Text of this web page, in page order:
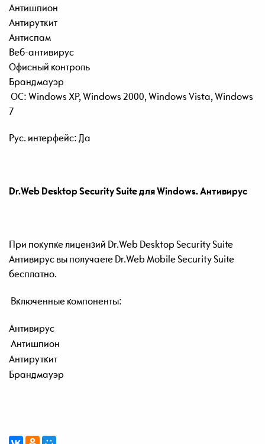
Антишпион
Антируткит
Антиспам
Веб-антивирус
Офисный контроль
Брандмауэр
ОС: Windows XP, Windows 2000, Windows Vista, Windows
7
Рус. интерфейс: Да
Dr.Web Desktop Security SuiteдляWindows.Антивирус
При покупкелицензий Dr.Web Desktop Security Suite
АнтивирусвыполучаетеDr.Web Mobile Security Suite
бесплатно.
Включенные компоненты:
Антивирус
Антишпион
Антируткит
Брандмауэр